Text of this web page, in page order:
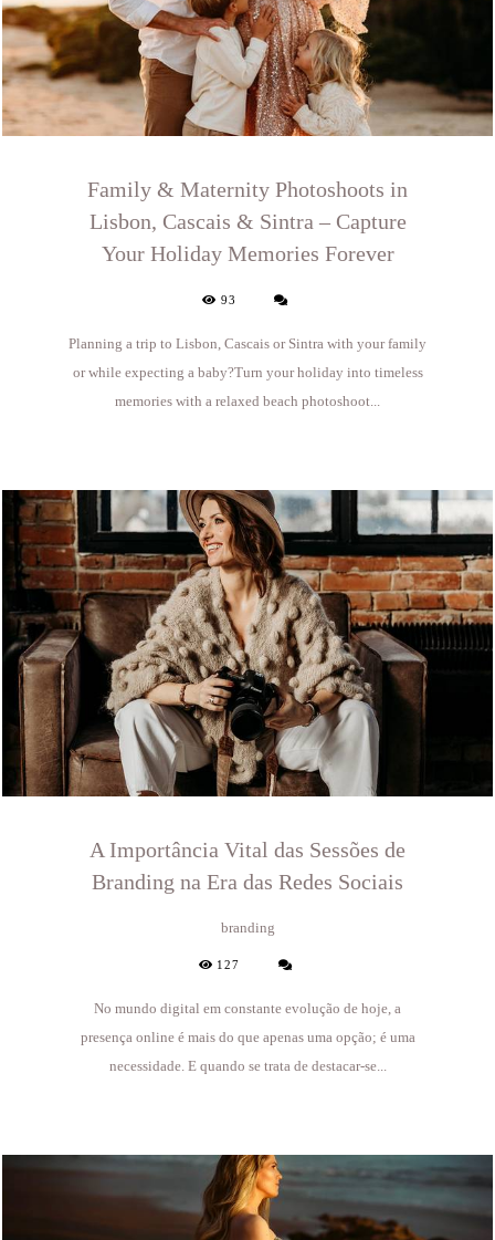
Family & Maternity Photoshoots in
Lisbon, Cascais & Sintra – Capture
Your Holiday Memories Forever
93
Planning a trip to Lisbon, Cascais or Sintra with your family
or while expecting a baby?Turn your holiday into timeless
memories with a relaxed beach photoshoot...
A Importância Vital das Sessões de
Branding na Era das Redes Sociais
branding
127
No mundo digital em constante evolução de hoje, a
presença online é mais do que apenas uma opção; é uma
necessidade. E quando se trata de destacar-se...